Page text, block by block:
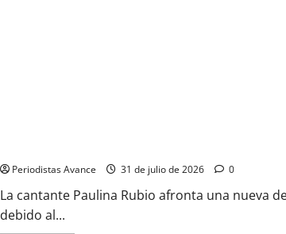
Periodistas Avance 31 de julio de 2026 0
La cantante Paulina Rubio afronta una nueva
debido al...